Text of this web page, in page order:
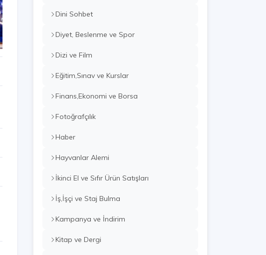
Dini Sohbet
Diyet, Beslenme ve Spor
Dizi ve Film
Eğitim,Sınav ve Kurslar
Finans,Ekonomi ve Borsa
Fotoğrafçılık
Haber
Hayvanlar Alemi
İkinci El ve Sıfır Ürün Satışları
İş,İşçi ve Staj Bulma
Kampanya ve İndirim
Kitap ve Dergi